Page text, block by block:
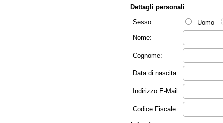
Dettagli personali
Sesso:
Uomo
Nome:
Cognome:
Data di nascita:
Indirizzo E-Mail:
Codice Fiscale